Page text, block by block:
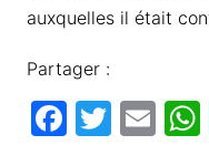
auxquelles il était
Partager :
F T E